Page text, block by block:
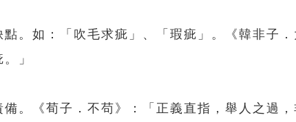
點。如：「吹毛求疵」、「瑕疵」。《韓非子
」
備。《荀子．不苟》：「正義直指，舉人之過